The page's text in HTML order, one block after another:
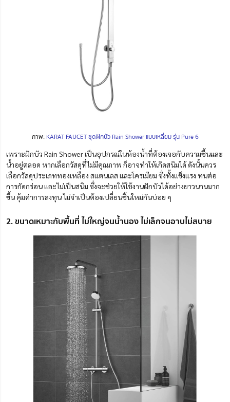
ภาพ: KARAT FAUCET ชุดฝักบัว Rain Shower แบบเหลี่ยม รุ่น Pure 6
เพราะฝักบัว Rain Shower เป็นอุปกรณ์ในห้องน้ำที่ต้องเจอกับความชื้นและ
น้ำอยู่ตลอด หากเลือกวัสดุที่ไม่มีคุณภาพ ก็อาจทำให้เกิดสนิมได้ ดังนั้นควร
เลือกวัสดุประเภททองเหลือง สแตนเลส และโครเมียม ซึ่งทั้งแข็งแรง ทนต่อ
การกัดกร่อน และไม่เป็นสนิม ซึ่งจะช่วยให้ใช้งานฝักบัวได้อย่างยาวนานมาก
ขึ้น คุ้มค่าการลงทุน ไม่จำเป็นต้องเปลี่ยนชิ้นใหม่กันบ่อย ๆ
2. ขนาดเหมาะกับพื้นที่ ไม่ใหญ่จนน้ำนอง ไม่เล็กจนอาบไม่สบาย